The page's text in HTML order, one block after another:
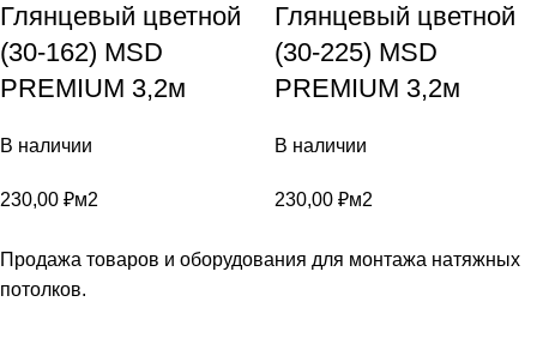
Глянцевый цветной
(30-162) MSD
PREMIUM 3,2м
В наличии
230,00 ₽м2
Глянцевый цветной
(30-225) MSD
PREMIUM 3,2м
В наличии
230,00 ₽м2
Продажа товаров и оборудования для монтажа натяжных
потолков.